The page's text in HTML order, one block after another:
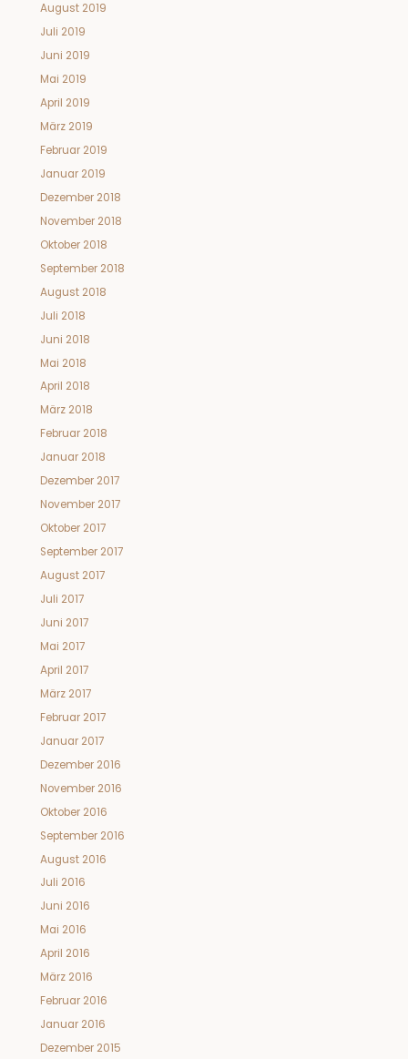
August 2019
Juli 2019
Juni 2019
Mai 2019
April 2019
März 2019
Februar 2019
Januar 2019
Dezember 2018
November 2018
Oktober 2018
September 2018
August 2018
Juli 2018
Juni 2018
Mai 2018
April 2018
März 2018
Februar 2018
Januar 2018
Dezember 2017
November 2017
Oktober 2017
September 2017
August 2017
Juli 2017
Juni 2017
Mai 2017
April 2017
März 2017
Februar 2017
Januar 2017
Dezember 2016
November 2016
Oktober 2016
September 2016
August 2016
Juli 2016
Juni 2016
Mai 2016
April 2016
März 2016
Februar 2016
Januar 2016
Dezember 2015